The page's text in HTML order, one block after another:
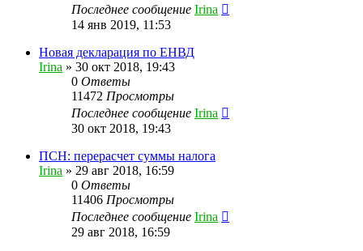
Последнее сообщение Irina
14 янв 2019, 11:53
Новая декларация по ЕНВД
Irina » 30 окт 2018, 19:43
0 Ответы
11472 Просмотры
Последнее сообщение Irina
30 окт 2018, 19:43
ПСН: перерасчет суммы налога
Irina » 29 авг 2018, 16:59
0 Ответы
11406 Просмотры
Последнее сообщение Irina
29 авг 2018, 16:59